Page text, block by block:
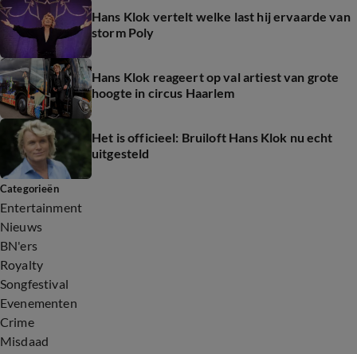
Hans Klok vertelt welke last hij ervaarde van
storm Poly
Hans Klok reageert op val artiest van grote
hoogte in circus Haarlem
Het is officieel: Bruiloft Hans Klok nu echt
uitgesteld
Categorieën
Entertainment
Nieuws
BN'ers
Royalty
Songfestival
Evenementen
Crime
Misdaad